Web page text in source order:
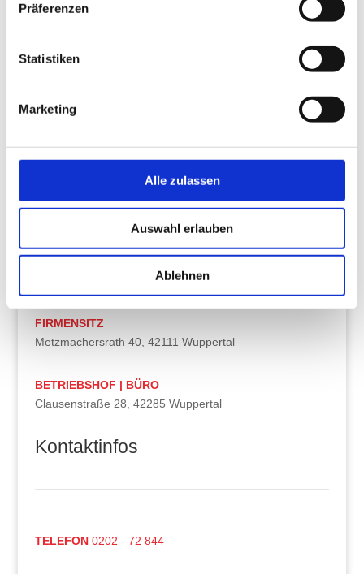
Präferenzen
Statistiken
Marketing
Alle zulassen
Auswahl erlauben
Ablehnen
spezialisiert auf den Bereich Garten- und
Landschaftsbau, Erdbewegung, Straßen & Tiefbau und
größte Fachkompetenz und langjährige Erfahrung.
SEMMLER GmbH
FIRMENSITZ
Metzmachersrath 40, 42111 Wuppertal
BETRIEBSHOF | BÜRO
Clausenstraße 28, 42285 Wuppertal
Kontaktinfos
TELEFON 0202 - 72 844